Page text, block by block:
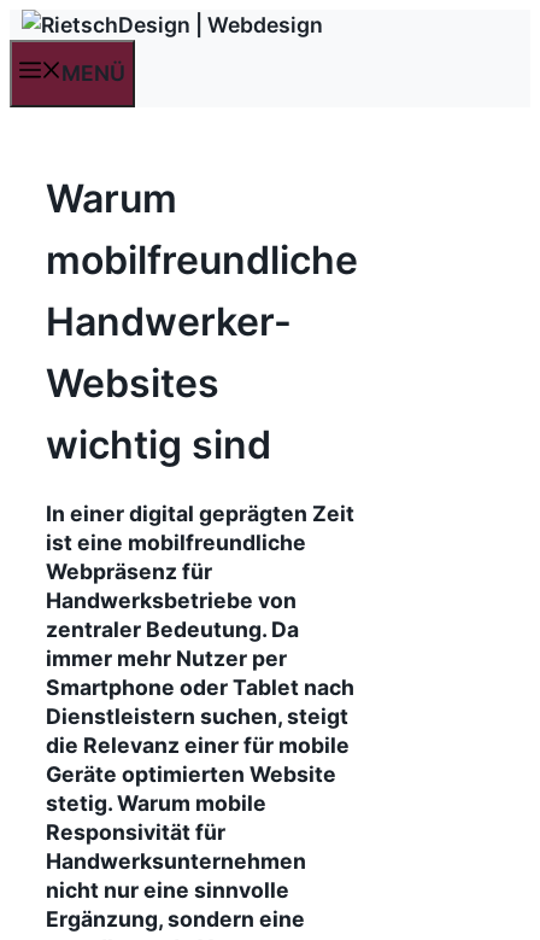
Zum
springenMENÜ
Warum
mobilfreundliche
Handwerker-
Websites
wichtig sind
In einer digital geprägten Zeit
ist eine mobilfreundliche
Webpräsenz für
Handwerksbetriebe von
zentraler Bedeutung. Da
immer mehr Nutzer per
Smartphone oder Tablet nach
Dienstleistern suchen, steigt
die Relevanz einer für mobile
Geräte optimierten Website
stetig. Warum mobile
Responsivität für
Handwerksunternehmen
nicht nur eine sinnvolle
Ergänzung, sondern eine